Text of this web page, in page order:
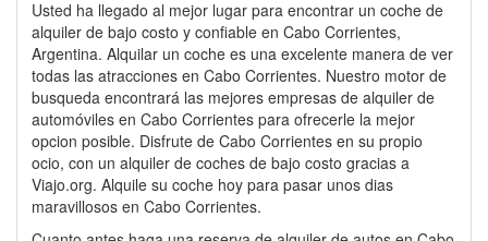
Usted ha llegado al mejor lugar para encontrar un coche de
alquiler de bajo costo y confiable en Cabo Corrientes,
Argentina. Alquilar un coche es una excelente manera de ver
todas las atracciones en Cabo Corrientes. Nuestro motor de
busqueda encontrará las mejores empresas de alquiler de
automóviles en Cabo Corrientes para ofrecerle la mejor
opcion posible. Disfrute de Cabo Corrientes en su propio
ocio, con un alquiler de coches de bajo costo gracias a
Viajo.org. Alquile su coche hoy para pasar unos dias
maravillosos en Cabo Corrientes.